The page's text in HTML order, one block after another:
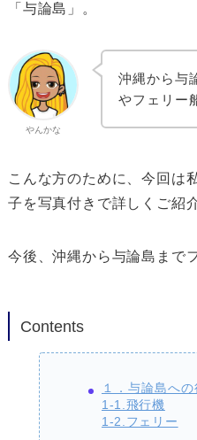
「与論島」。
やんかな
沖縄から与
やフェリー
こんな方のために、今回は
子を写真付きで詳しくご紹
今後、沖縄から与論島まで
Contents
１．与論島へ
1-1.飛行機
1-2.フェリー